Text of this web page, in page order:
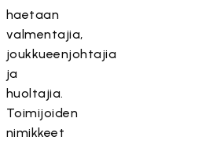
haetaan
valmentajia,
joukkueenjohtajia
ja
huoltajia.
Toimijoiden
nimikkeet